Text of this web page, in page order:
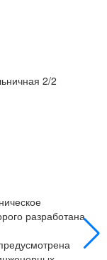
2/2
разработана